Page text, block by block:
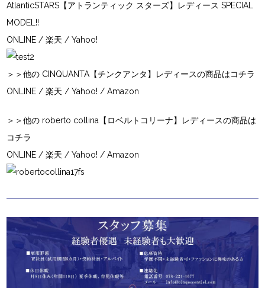
AtlanticSTARS【アトランティック スターズ】レディース SPECIAL
MODEL!!
ONLINE /楽天 /Yahoo!
＞＞他の CINQUANTA【チンクアンタ】レディースの商品はコチラ
ONLINE /楽天 /Yahoo! /Amazon
＞＞他の roberto collina【ロベルトコリーナ】レディースの商品は
コチラ
ONLINE /楽天 /Yahoo! /Amazon